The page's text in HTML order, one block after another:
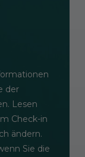
der
Lesen
Check-in
ändern.
Sie die